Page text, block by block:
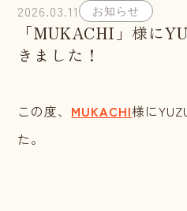
2026.03.11 お知らせ
「MUKACHI」様に
きました！
この度、 MUKACHI様に
た。